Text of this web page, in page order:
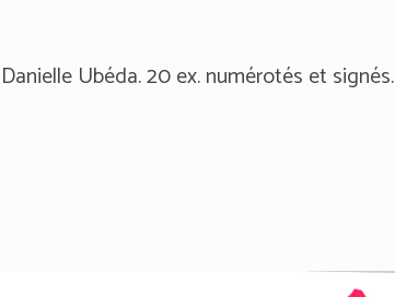
Ubéda. 20 ex. numérotés et signés.